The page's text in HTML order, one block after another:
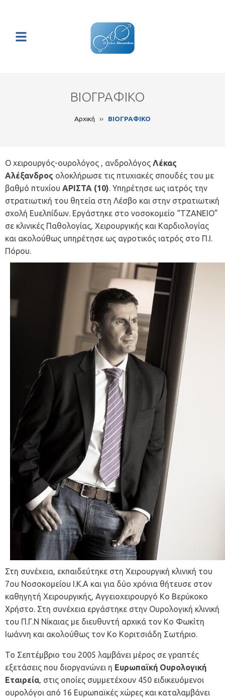
ΒΙΟΓΡΑΦΙΚΟ
Αρχική ›› ΒΙΟΓΡΑΦΙΚΟ
Ο χειρουργός-ουρολόγος , ανδρολόγος Λέκας
Αλέξανδρος ολοκλήρωσε τις πτυχιακές σπουδές του με
βαθμό πτυχίου ΑΡΙΣΤΑ (10). Υπηρέτησε ως ιατρός την
στρατιωτική του θητεία στη Λέσβο και στην στρατιωτική
σχολή Ευελπίδων. Εργάστηκε στο νοσοκομείο “ΤΖΑΝΕΙΟ”
σε κλινικές Παθολογίας, Χειρουργικής και Καρδιολογίας
και ακολούθως υπηρέτησε ως αγροτικός ιατρός στο Π.Ι.
Πόρου.
Στη συνέχεια, εκπαιδεύτηκε στη Χειρουργική κλινική του
7ου Νοσοκομείου Ι.Κ.Α και για δύο χρόνια θήτευσε στον
καθηγητή Χειρουργικής, Αγγειοχειρουργό Κο Βερύκοκο
Χρήστο. Στη συνέχεια εργάστηκε στην Ουρολογική κλινική
του Π.Γ.Ν Νίκαιας με διευθυντή αρχικά τον Κο Φωκίτη
Ιωάννη και ακολούθως τον Κο Κοριτσιάδη Σωτήριο.
Το Σεπτέμβριο του 2005 λαμβάνει μέρος σε γραπτές
εξετάσεις που διοργανώνει η Ευρωπαϊκή Ουρολογική
Εταιρεία , στις οποίες συμμετέχουν 450 ειδικευόμενοι
ουρολόγοι από 16 Ευρωπαϊκές χώρες και καταλαμβάνει